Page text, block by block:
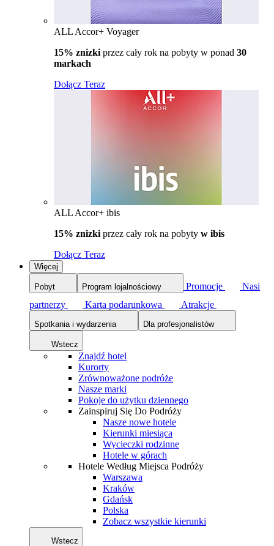
ALL Accor+ Voyager
15% znizki przez cały rok na pobyty w ponad 30
markach
Dołącz Teraz
ALL Accor+ ibis
15% znizki przez cały rok na pobyty w ibis
Dołącz Teraz
Więcej
Pobyt Program lojalnościowy Promocje
Nasi
partnerzy
Karta podarunkowa Atrakcje
Spotkania i wydarzenia Dla profesjonalistów
Wstecz
Znajdź hotel
Kurorty
Zrównoważone podróże
Nasze marki
Pokoje do użytku dziennego
Zainspiruj Się Do Podróży
Nasze nowe hotele
Kierunki miesiąca
Wycieczki rodzinne
Hotele w górach
Hotele Według Miejsca Podróży
Warszawa
Kraków
Gdańsk
Polska
Zobacz wszystkie kierunki
Wstecz